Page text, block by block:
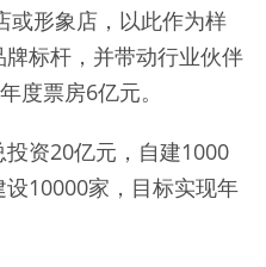
或形象店，以此作为样
标杆，并带动行业伙伴
度票房6亿元。
资20亿元，自建1000
10000家，目标实现年